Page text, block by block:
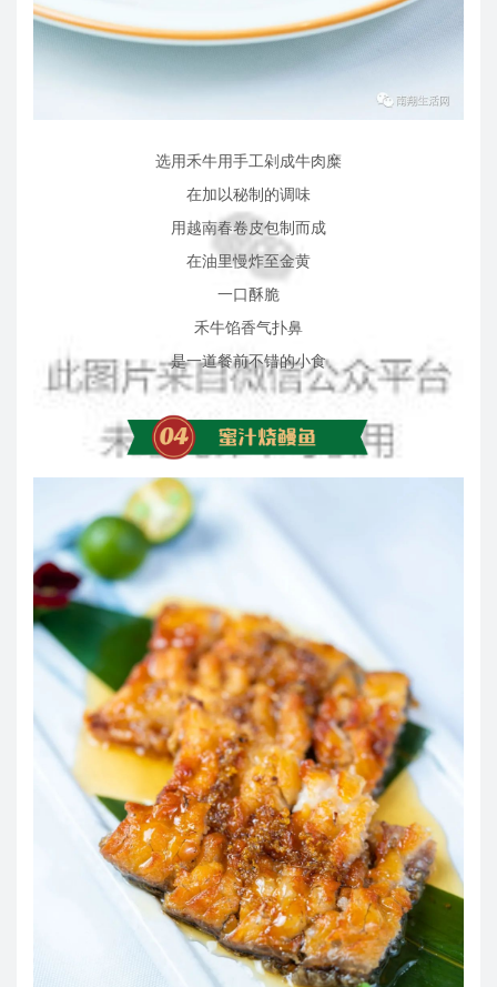
选用禾牛用手工剁成牛肉糜
在加以秘制的调味
用越南春卷皮包制而成
在油里慢炸至金黄
一口酥脆
禾牛馅香气扑鼻
是一道餐前不错的小食